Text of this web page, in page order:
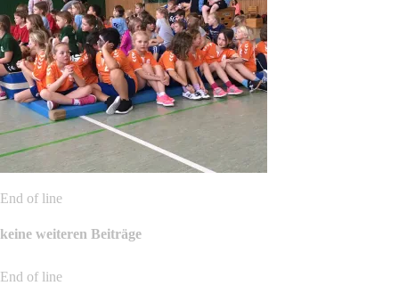
End of line
keine weiteren Beiträge
End of line